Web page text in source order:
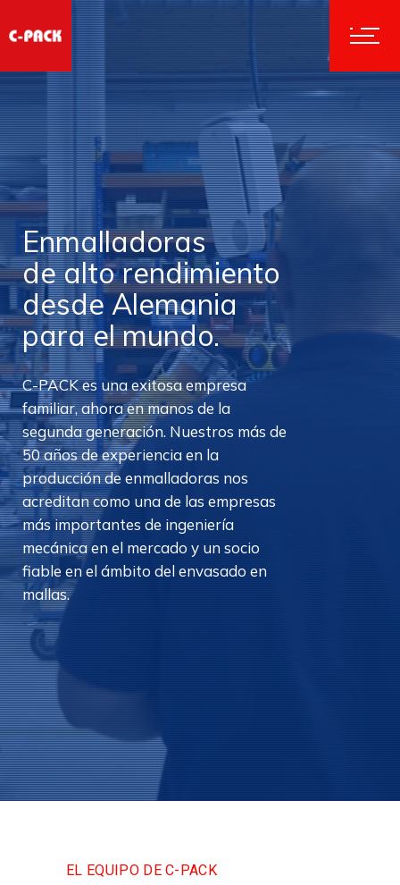
Enmalladoras
de alto rendimiento
desde Alemania
para el mundo.
C-PACK es una exitosa empresa
familiar, ahora en manos de la
segunda generación. Nuestros más de
50 años de experiencia en la
producción de enmalladoras nos
acreditan como una de las empresas
más importantes de ingeniería
mecánica en el mercado y un socio
fiable en el ámbito del envasado en
mallas.
EL EQUIPO DE C-PACK